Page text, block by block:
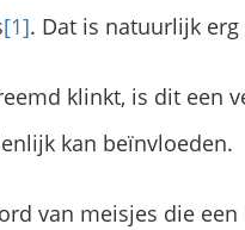
[1]. Dat is natuurlijk erg
klinkt, is dit een
kan beïnvloeden.
van meisjes die